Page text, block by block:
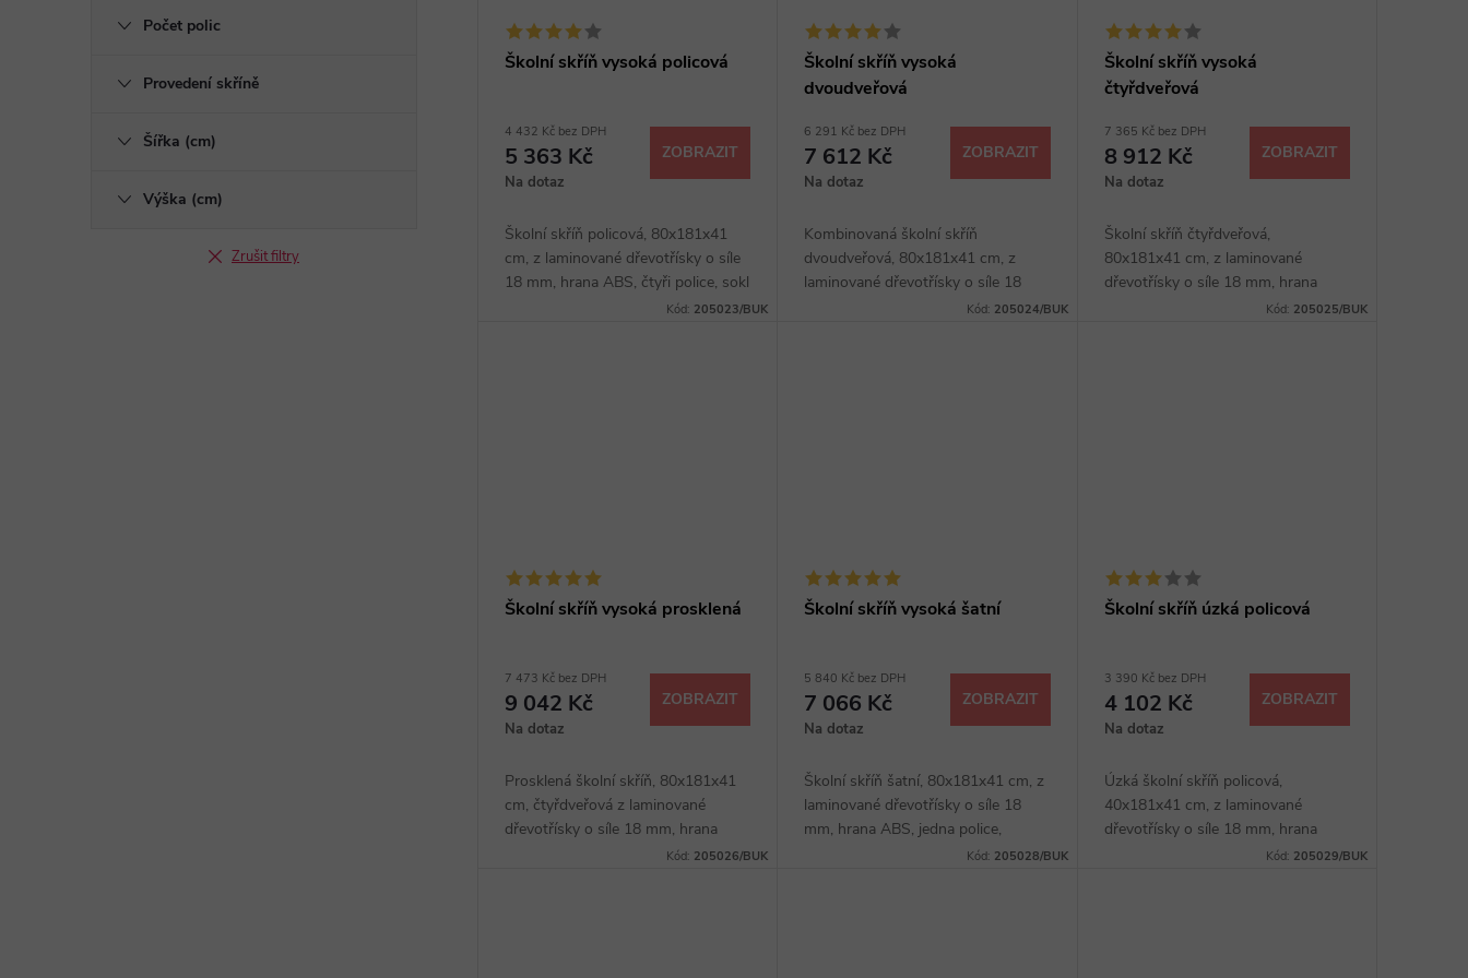
Počet polic
Provedení skříně
Šířka (cm)
Výška (cm)
Zrušit filtry
Školní skříň vysoká policová
4 432 Kč bez DPH
5 363 Kč
Na dotaz
ZOBRAZIT
Školní skříň policová, 80x181x41
cm, z laminované dřevotřísky o síle
18 mm, hrana ABS, čtyři police, sokl
40 mm, výběr z několika dezénů.
Kód: 205023/BUK
Školní skříň vysoká
dvoudveřová
6 291 Kč bez DPH
7 612 Kč
Na dotaz
ZOBRAZIT
Kombinovaná školní skříň
dvoudveřová, 80x181x41 cm, z
laminované dřevotřísky o síle 18
mm, hrana ABS, čtyři police, kovové
Kód: 205024/BUK
Školní skříň vysoká
čtyřdveřová
7 365 Kč bez DPH
8 912 Kč
Na dotaz
ZOBRAZIT
Školní skříň čtyřdveřová,
80x181x41 cm, z laminované
dřevotřísky o síle 18 mm, hrana
ABS, čtyři police, kovové úchytky,
Kód: 205025/BUK
Školní skříň vysoká prosklená
7 473 Kč bez DPH
9 042 Kč
Na dotaz
ZOBRAZIT
Prosklená školní skříň, 80x181x41
cm, čtyřdveřová z laminované
dřevotřísky o síle 18 mm, hrana
ABS, čtyři police, kovové úchytky,
Kód: 205026/BUK
Školní skříň vysoká šatní
5 840 Kč bez DPH
7 066 Kč
Na dotaz
ZOBRAZIT
Školní skříň šatní, 80x181x41 cm, z
laminované dřevotřísky o síle 18
mm, hrana ABS, jedna police,
kovové úchytky, sokl 40 mm, výběr
Kód: 205028/BUK
Školní skříň úzká policová
3 390 Kč bez DPH
4 102 Kč
Na dotaz
ZOBRAZIT
Úzká školní skříň policová,
40x181x41 cm, z laminované
dřevotřísky o síle 18 mm, hrana
ABS, čtyři police, sokl 40 mm, výběr
Kód: 205029/BUK